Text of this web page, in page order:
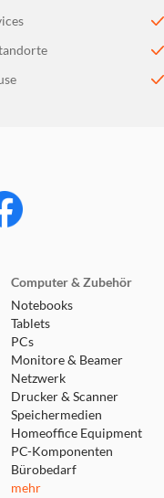
Computer & Zubehör
Notebooks
Tablets
PCs
Monitore & Beamer
Netzwerk
Drucker & Scanner
Speichermedien
Homeoffice Equipment
PC-Komponenten
Bürobedarf
mehr